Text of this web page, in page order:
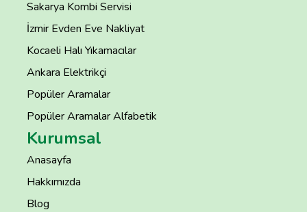
Sakarya Kombi Servisi
İzmir Evden Eve Nakliyat
Kocaeli Halı Yıkamacılar
Ankara Elektrikçi
Popüler Aramalar
Popüler Aramalar Alfabetik
Kurumsal
Anasayfa
Hakkımızda
Blog